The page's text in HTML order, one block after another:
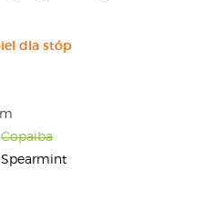
dla stóp
Copaiba
Spearmint